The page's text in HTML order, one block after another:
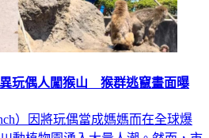
玩偶人闖猴山 猴群逃竄畫面曝
）因將玩偶當成媽媽而在全球爆